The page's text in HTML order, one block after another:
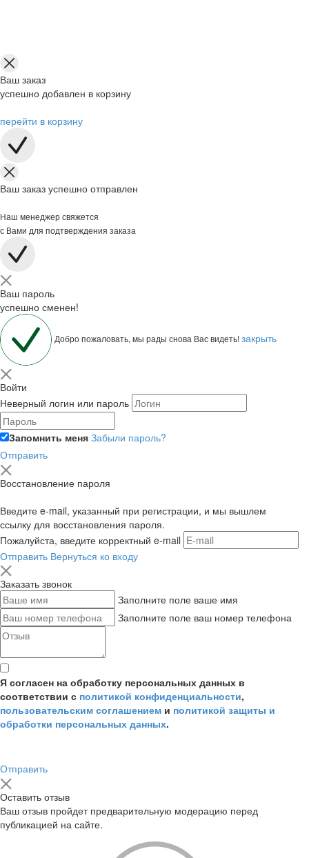
Ваш заказ
успешно добавлен в корзину
перейти в корзину
Ваш заказ успешно отправлен
Наш менеджер свяжется
с Вами для подтверждения заказа
Ваш пароль
успешно сменен!
Добро пожаловать, мы рады снова Вас видеть!закрыть
Войти
Неверный логин или пароль
Запомнить меня Забыли пароль?
Отправить
Восстановление пароля
Введите e-mail, указанный при регистрации, и мы вышлем
ссылку для восстановления пароля.
Пожалуйста, введите корректный e-mail
Отправить Вернуться ко входу
Заказать звонок
Заполните поле ваше имя
Заполните поле ваш номер телефона
Я согласен на обработку персональных данных в
соответствии с политикой конфиденциальности,
пользовательским соглашением и политикой защиты и
обработки персональных данных.
Отправить
Оставить отзыв
Ваш отзыв пройдет предварительную модерацию перед
публикацией на сайте.